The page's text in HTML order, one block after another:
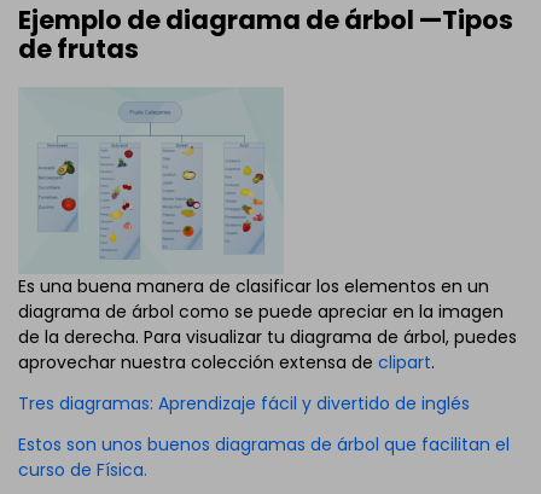
Ejemplo de diagrama de árbol —Tipos
de frutas
Es una buena manera de clasificar los elementos en un
diagrama de árbol como se puede apreciar en la imagen
de la derecha. Para visualizar tu diagrama de árbol, puedes
aprovechar nuestra colección extensa de clipart.
Tres diagramas: Aprendizaje fácil y divertido de inglés
Estos son unos buenos diagramas de árbol que facilitan el
curso de Física.